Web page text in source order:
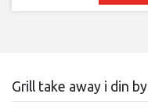
Grill take away i din by